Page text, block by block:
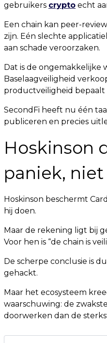
gebruikers crypto echt
Een chain kan peer-
zijn. Eén slechte
aan schade veroorzaken.
Dat is de ongemakkelijke
Baselaagveiligheid
productveiligheid
SecondFi heeft nu één
publiceren en precies
Hoskinson
paniek,
Hoskinson beschermt
hij doen.
Maar de rekening ligt bij
Voor hen is “de chain is
De scherpe conclusie is
gehackt.
Maar het ecosysteem
waarschuwing: de
doorwerken dan de